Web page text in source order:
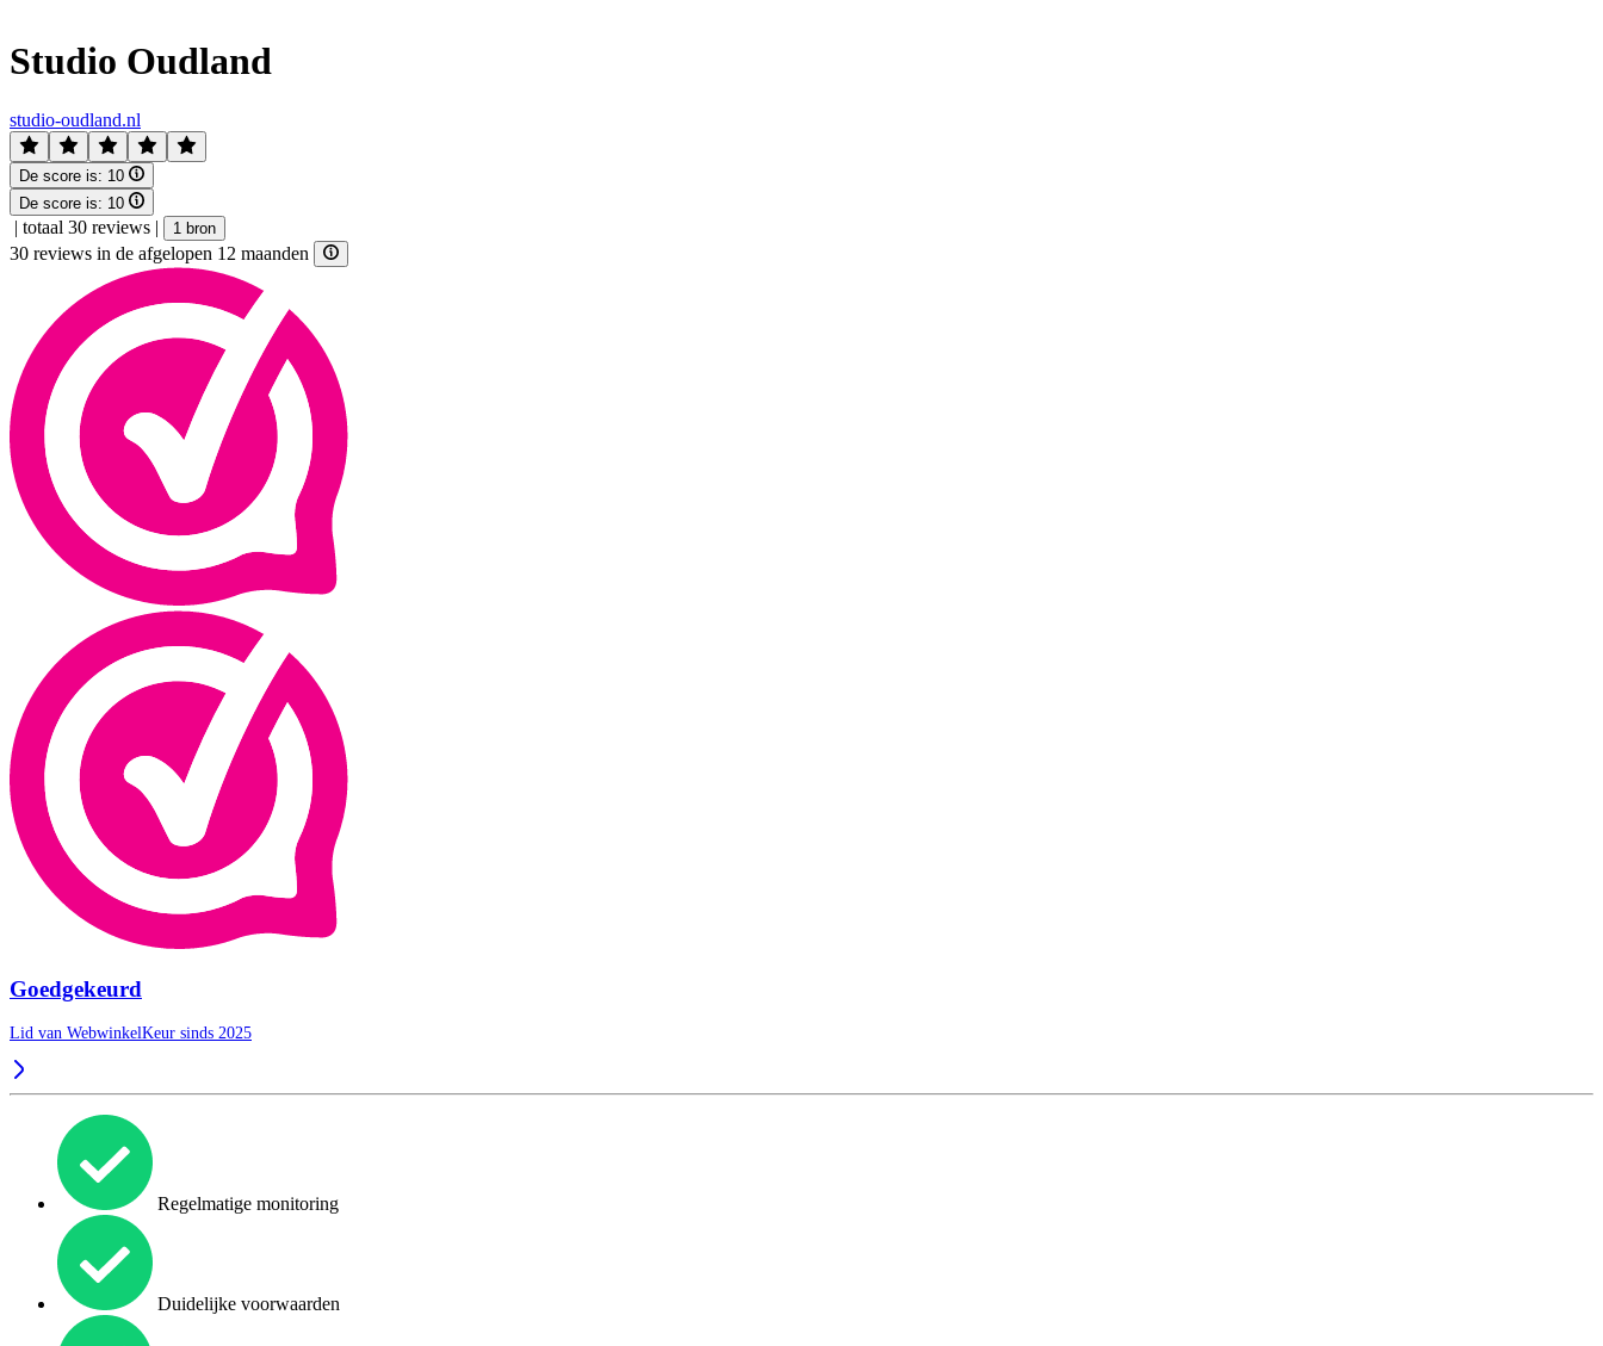
Studio Oudland
studio-oudland.nl
De score is: 10
De score is: 10
| totaal 30 reviews | 1 bron
30 reviews in de afgelopen 12 maanden
Goedgekeurd
Lid van WebwinkelKeur sinds 2025
Regelmatige monitoring
Duidelijke voorwaarden